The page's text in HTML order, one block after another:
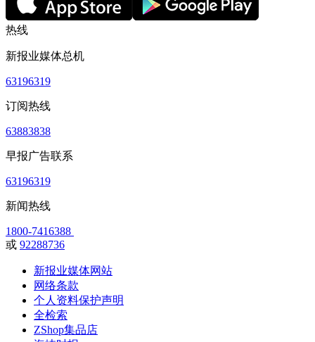
热线
新报业媒体总机
63196319
订阅热线
63883838
早报广告联系
63196319
新闻热线
1800-7416388
或 92288736
新报业媒体网站
网络条款
个人资料保护声明
全检索
ZShop集品店